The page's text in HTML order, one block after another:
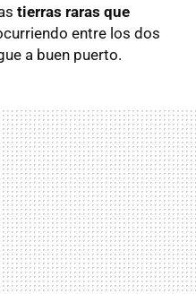
tierras raras que
entre los dos
a buen puerto.